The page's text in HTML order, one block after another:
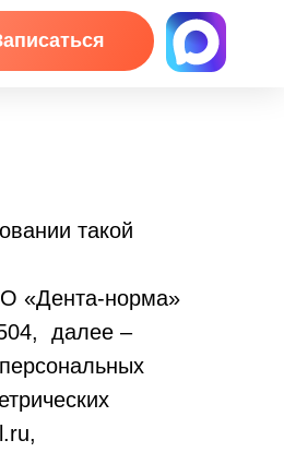
такой
«Дента-норма»
далее –